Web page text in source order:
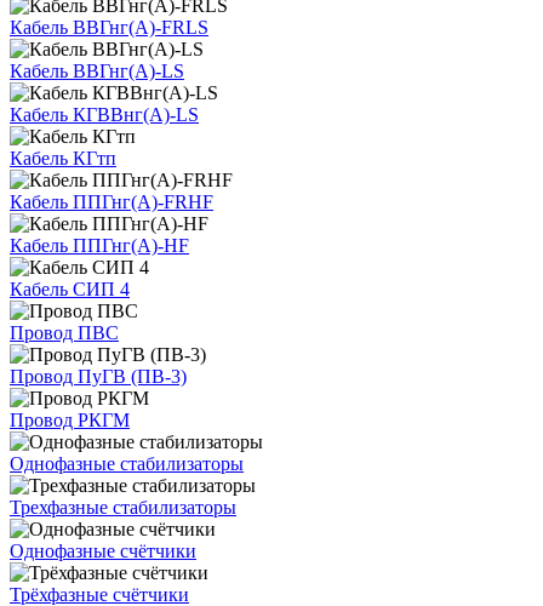
Кабель ВВГнг(А)-FRLS
Кабель ВВГнг(А)-LS
Кабель КГВВнг(А)-LS
Кабель КГтп
Кабель ППГнг(А)-FRHF
Кабель ППГнг(А)-HF
Кабель СИП 4
Провод ПВС
Провод ПуГВ (ПВ-3)
Провод РКГМ
Однофазные стабилизаторы
Трехфазные стабилизаторы
Однофазные счётчики
Трёхфазные счётчики